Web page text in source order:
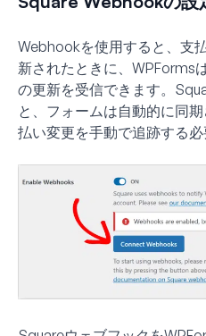
Webhookを使用すると、支
新されたときに、WPForms
の更新を受信できます。
と、フォームは自動的に同
払い変更を手動で追跡する必